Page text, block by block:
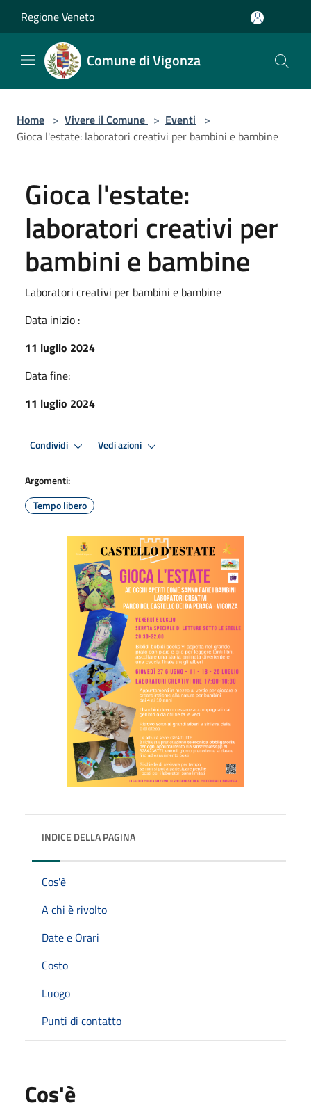
Regione Veneto
Comune di Vigonza
Home > Vivere il Comune > Eventi >
Gioca l'estate: laboratori creativi per bambini e bambine
Gioca l'estate:
laboratori creativi per
bambini e bambine
Laboratori creativi per bambini e bambine
Data inizio :
11 luglio 2024
Data fine:
11 luglio 2024
Condividi Vedi azioni
Argomenti:
Tempo libero
INDICE DELLA PAGINA
Cos'è
A chi è rivolto
Date e Orari
Costo
Luogo
Punti di contatto
Cos'è